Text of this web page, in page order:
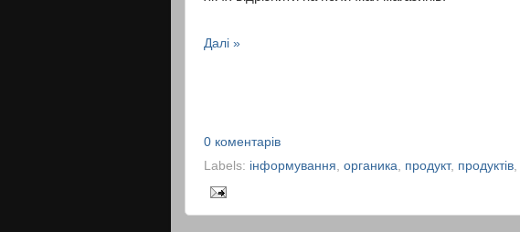
Далі »
0 коментарів
Labels: інформування органика продукт, продуктів